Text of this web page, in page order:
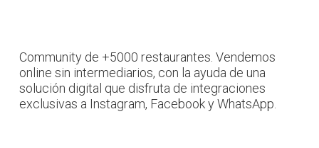
Community de +5000 restaurantes. Vendemos
online sin intermediarios, con la ayuda de una
solución digital que disfruta de integraciones
exclusivas a Instagram, Facebook y WhatsApp.